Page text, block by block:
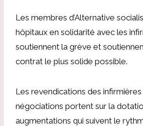
Les membres d’Alternative
hôpitaux en solidarité avec les
soutiennent la grève et
contrat le plus solide possible.
Les revendications des infirmières
négociations portent sur la
augmentations qui suivent le